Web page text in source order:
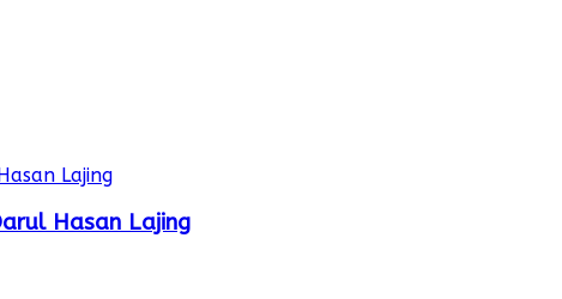
Hasan Lajing